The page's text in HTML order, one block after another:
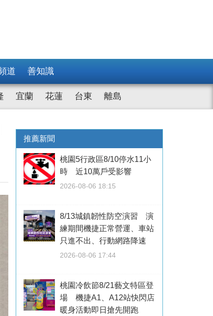
道 善知識
宜蘭 花蓮 台東 離島
推薦新聞
桃園5行政區8/10停水11小
時 近10萬戶受影響
2026-08-06 18:15
8/13城鎮韌性防空演習 演
練期間機捷正常營運、車站
只進不出、行動網路降速
2026-08-06 17:44
桃園冷飲節8/21藝文特區登
場 機捷A1、A12站快閃店
暖身活動即日搶先開跑